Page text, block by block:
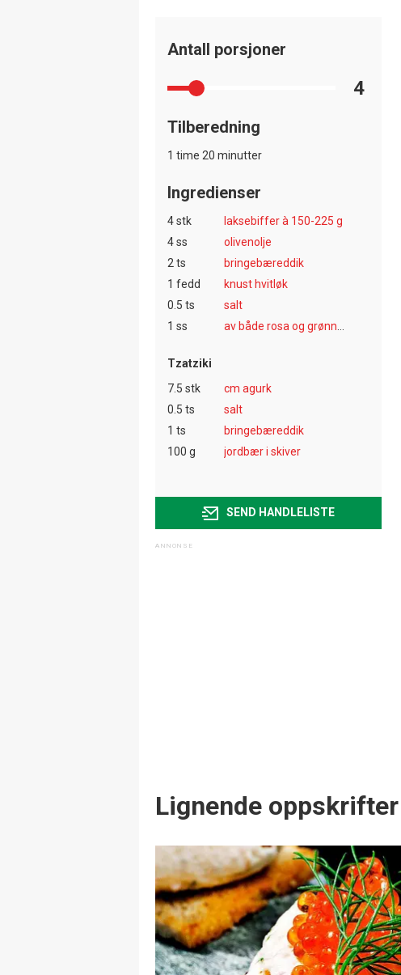
Antall porsjoner
4
Tilberedning
1 time 20 minutter
Ingredienser
4 stk
laksebiffer à 150-225 g
4 ss
olivenolje
2 ts
bringebæreddik
1 fedd
knust hvitløk
0.5 ts
salt
1 ss
Tzatziki
7.5 stk
cm agurk
0.5 ts
salt
1 ts
bringebæreddik
100 g
jordbær i skiver
SEND HANDLELISTE
Lignende oppskrifter